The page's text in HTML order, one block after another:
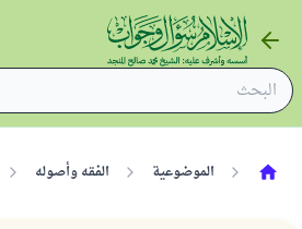
الموضوعية الفقه وأصوله